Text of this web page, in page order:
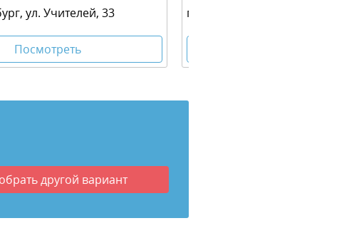
ул. Учителей, 33
Посмотреть
г. Екатеринбург, ул. Учителей,
другой вариант